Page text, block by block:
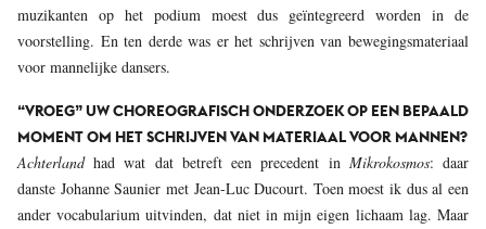
muzikanten op het podium moest dus geïntegreerd worden in de
voorstelling. En ten derde was er het schrijven van bewegingsmateriaal
voor mannelijke dansers.
“VROEG” UW CHOREOGRAFISCH ONDERZOEK OP EEN BEPAALD
MOMENT OM HET SCHRIJVEN VAN MATERIAAL VOOR MANNEN?
Achterlandhad wat dat betreft een precedent in Mikrokosmos: daar
danste Johanne Saunier met Jean-Luc Ducourt. Toen moest ik dus al een
ander vocabularium uitvinden, dat niet in mijn eigen lichaam lag. Maar